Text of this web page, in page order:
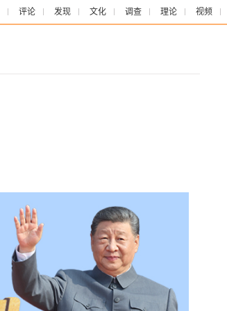
评论 发现 文化 调查 理论 视频